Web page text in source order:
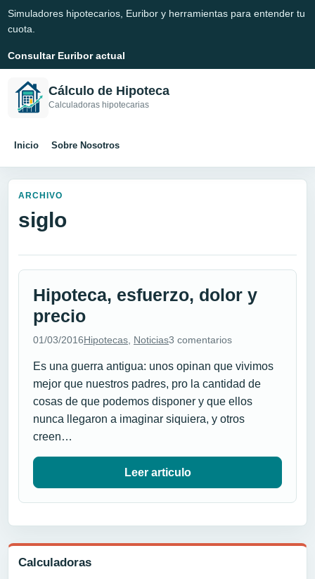
Simuladores hipotecarios, Euribor y herramientas para entender tu
cuota.
Consultar Euribor actual
Cálculo de Hipoteca
Calculadoras hipotecarias
Inicio Sobre Nosotros
Calculadoras
ARCHIVO
siglo
Hipoteca, esfuerzo, dolor y
precio
01/03/2016Hipotecas Noticias3 comentarios
Es una guerra antigua: unos opinan que vivimos
mejor que nuestros padres, pro la cantidad de
cosas de que podemos disponer y que ellos
nunca llegaron a imaginar siquiera, y otros
creen…
Leer articulo